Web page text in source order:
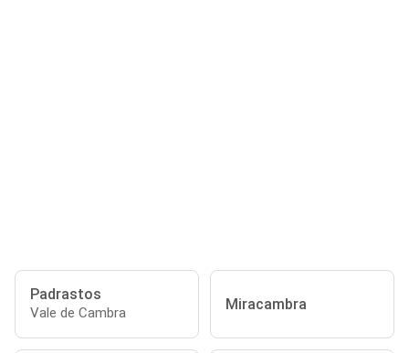
Padrastos
Vale de Cambra Miracambra